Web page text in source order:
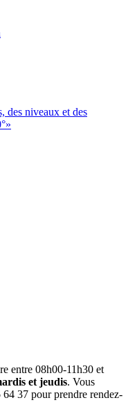
des niveaux et des
entre 08h00-11h30 et
et jeudis. Vous
37 pour prendre rendez-